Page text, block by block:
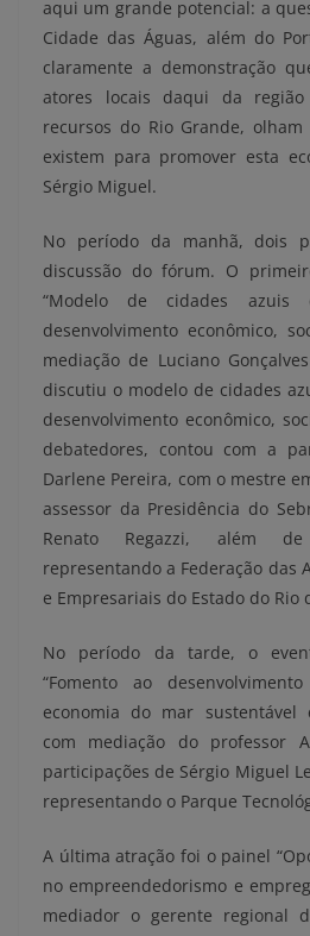
aqui um grande potencial: a
Cidade das Águas, além do
claramente a demonstração
atores locais daqui da
recursos do Rio Grande,
existem para promover esta
Sérgio Miguel.
No período da manhã, dois
discussão do fórum. O
“Modelo de cidades azuis
desenvolvimento econômico,
mediação de Luciano
discutiu o modelo de cidades
desenvolvimento econômico,
debatedores, contou com a
Darlene Pereira, com o mestre
assessor da Presidência do
Renato Regazzi, além de
representando a Federação das
e Empresariais do Estado do Rio
No período da tarde, o
“Fomento ao
economia do mar sustentável
com mediação do professor
participações de Sérgio Miguel
representando o Parque
A última atração foi o painel
no empreendedorismo e
mediador o gerente regional